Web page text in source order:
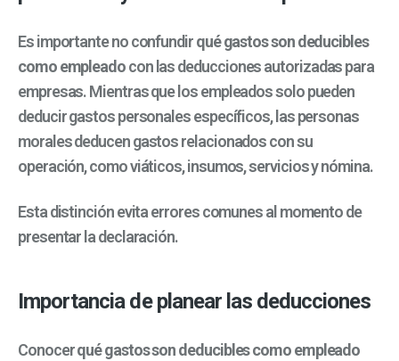
Es importante no confundirqué gastos son deducibles
como empleadocon las deducciones autorizadas para
empresas. Mientras que los empleados solo pueden
deducir gastos personales específicos, las personas
morales deducen gastos relacionados con su
operación, como viáticos, insumos, servicios y nómina.
Esta distinción evita errores comunes al momento de
presentar la declaración.
Importancia de planear las deducciones
Conocerqué gastos son deducibles como empleado